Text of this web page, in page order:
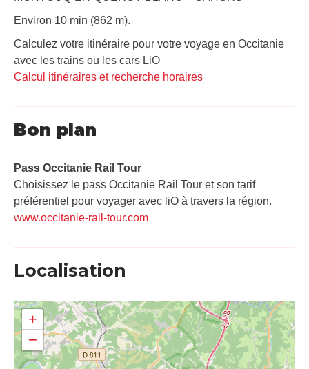
Environ 10 min (862 m).
Calculez votre itinéraire pour votre voyage en Occitanie
avec les trains ou les cars LiO
Calcul itinéraires et recherche horaires
Bon plan
Pass Occitanie Rail Tour​
Choisissez le pass Occitanie Rail Tour et son tarif
préférentiel pour voyager avec liO à travers la région.
www.occitanie-rail-tour.com
Localisation
+
−